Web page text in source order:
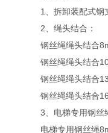
1、拆卸装配式钢
2、绳头结合：
钢丝绳绳头结合
钢丝绳绳头结合
钢丝绳绳头结合
钢丝绳绳头结合
3、电梯专用钢丝
电梯专用钢丝绳